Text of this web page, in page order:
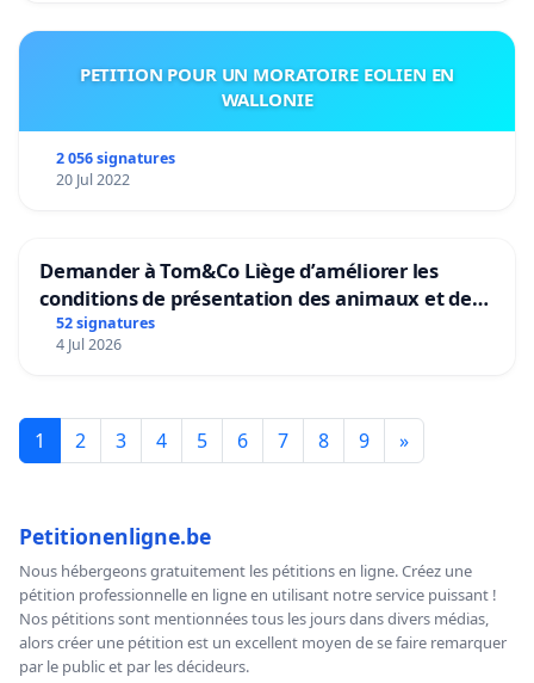
PETITION POUR UN MORATOIRE EOLIEN EN
WALLONIE
2 056 signatures
20 Jul 2022
Demander à Tom&Co Liège d’améliorer les
conditions de présentation des animaux et de
mettre fin à la vente d’animaux en magasin
52 signatures
4 Jul 2026
1 2 3 4 5 6 7 8 9 »
Petitionenligne.be
Nous hébergeons gratuitement les pétitions en ligne. Créez une
pétition professionnelle en ligne en utilisant notre service puissant !
Nos pétitions sont mentionnées tous les jours dans divers médias,
alors créer une pétition est un excellent moyen de se faire remarquer
par le public et par les décideurs.